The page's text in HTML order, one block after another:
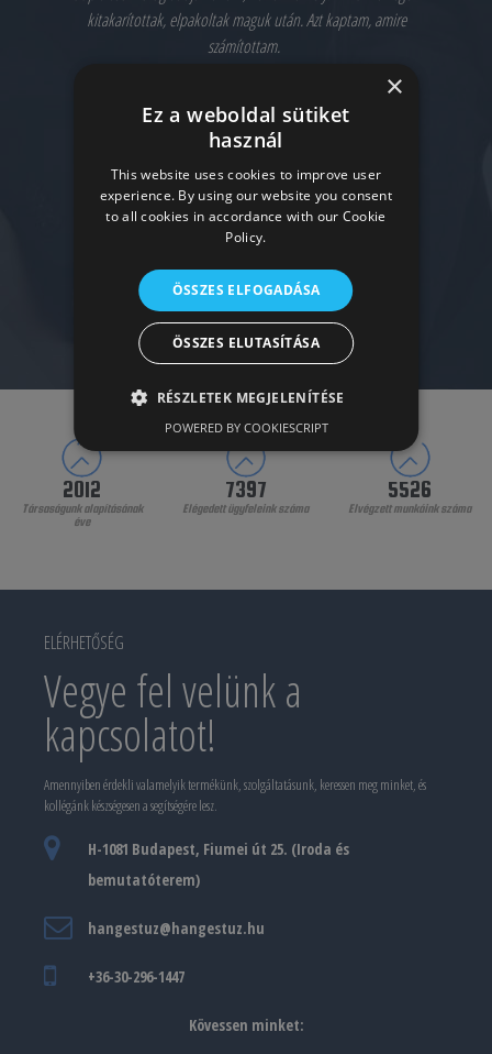
kitakarítottak, elpakoltak maguk után. Azt kaptam, amire
számítottam.
2010
Társaságunk alapításának
éve
8338
Elégedett ügyfeleink száma
6713
Elvégzett munkáink száma
ELÉRHETŐSÉG
Vegye fel velünk a
kapcsolatot!
Amennyiben érdekli valamelyik termékünk, szolgáltatásunk, keressen meg minket, és
kollégánk készségesen a segítségére lesz.
H-1081 Budapest, Fiumei út 25. (Iroda és
bemutatóterem)
hangestuz@hangestuz.hu
+36-30-296-1447
Kövessen minket:
×
Ez a weboldal sütiket
használ
This website uses cookies to improve user
experience. By using our website you consent
to all cookies in accordance with our Cookie
Policy.
ÖSSZES ELFOGADÁSA
ÖSSZES ELUTASÍTÁSA
RÉSZLETEK MEGJELENÍTÉSE
POWERED BY COOKIESCRIPT